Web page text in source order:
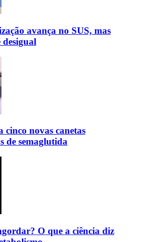
avança no SUS, mas
desigual
cinco novas canetas
de semaglutida
O que a ciência diz